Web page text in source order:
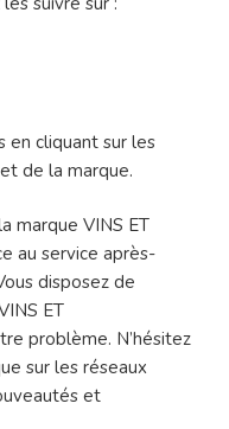
en cliquant sur les
de la marque.
marque VINS ET
au service après-
disposez de
ET
problème. N’hésitez
sur les réseaux
et